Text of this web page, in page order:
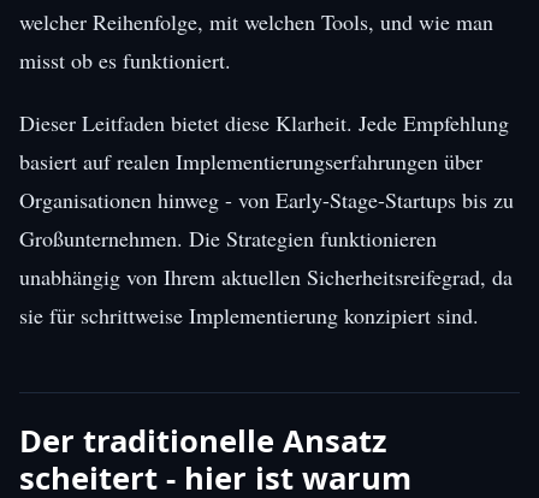
welcher Reihenfolge, mit welchen Tools, und wie man
misst ob es funktioniert.
Dieser Leitfaden bietet diese Klarheit. Jede Empfehlung
basiert auf realen Implementierungserfahrungen über
Organisationen hinweg - von Early-Stage-Startups bis zu
Großunternehmen. Die Strategien funktionieren
unabhängig von Ihrem aktuellen Sicherheitsreifegrad, da
sie für schrittweise Implementierung konzipiert sind.
Der traditionelle Ansatz
scheitert - hier ist warum